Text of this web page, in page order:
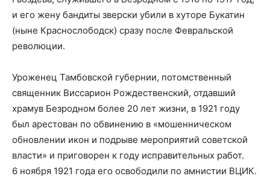
и его жену бандиты зверски убили в хуторе Букатин
(ныне Краснослободск) сразу после Февральской
революции.
Уроженец Тамбовской губернии, потомственный
священник Виссарион Рождественский, отдавший
храмув Безродном более 20 лет жизни, в 1921 году
был арестован по обвинению в «мошенническом
обновлении икон и подрыве мероприятий советской
власти» и приговорен к году исправительных работ.
6 ноября 1921 года его освободили по амнистии ВЦИК.